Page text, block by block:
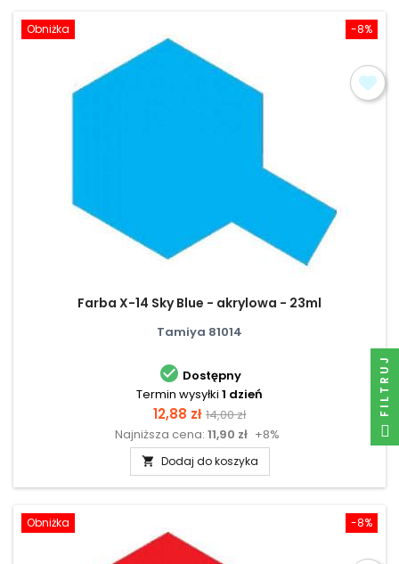
-8%
Obniżka
Farba X-14 Sky Blue - akrylowa - 23ml
Tamiya 81014
 Dostępny
Termin wysyłki 1 dzień
Cena
12,88 zł Cena
podstawowa
14,00 zł
Najniższa cena: 11,90 zł +8%
 Dodaj do koszyka
-8%
Obniżka
FILTRUJ